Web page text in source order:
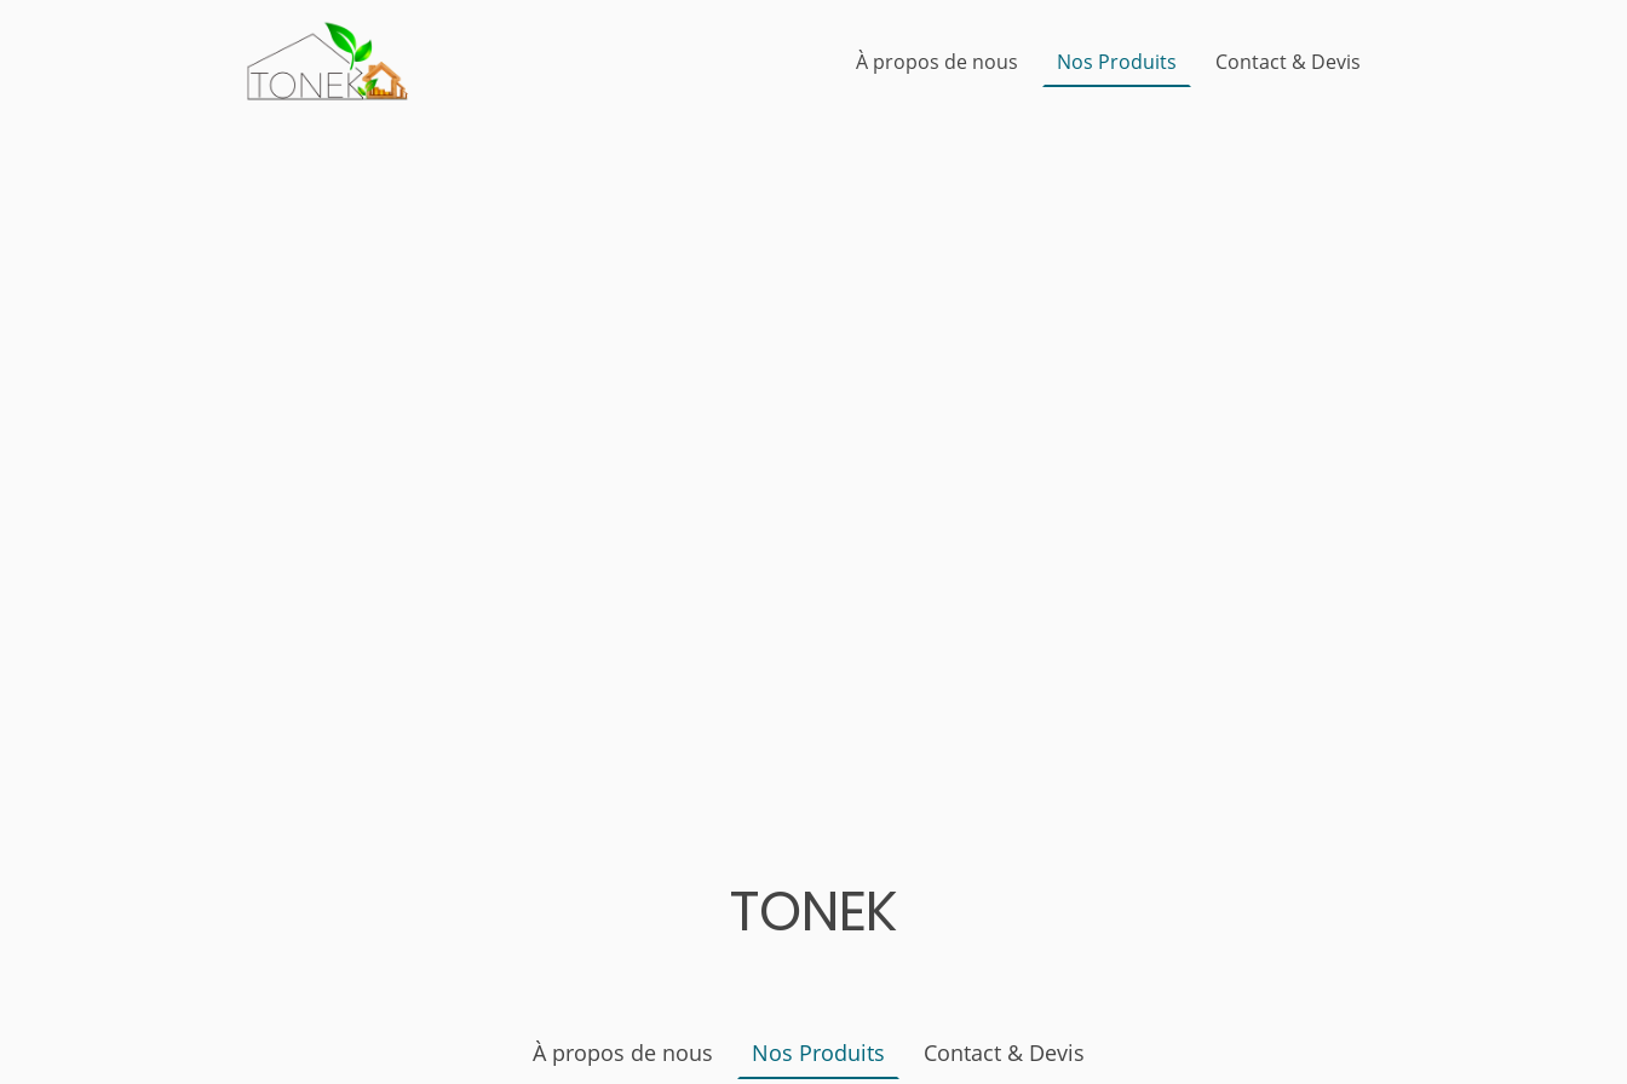
À propos de nous Nos Produits Contact & Devis
TONEK
À propos de nous Nos Produits Contact & Devis